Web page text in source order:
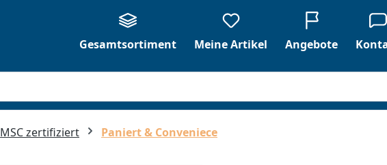
Gesamtsortiment
Meine Artikel Angebote
MSC zertifiziert Paniert & Conveniece